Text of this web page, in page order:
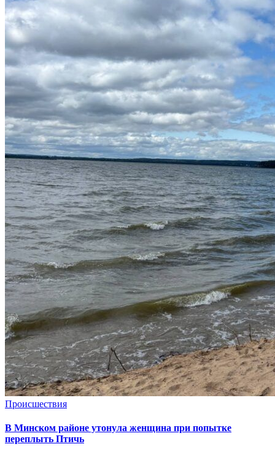
Происшествия
В Минском районе утонула женщина при попытке
переплыть Птичь